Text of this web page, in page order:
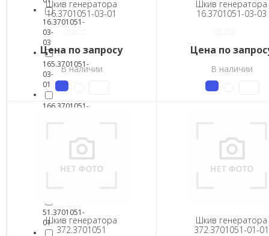
16.3701051-
03-
03
165.3701051-
03-
01
166.3701051-
372.3701051
372.3701051-
51.3701051-
01
Шкив генератора
16.3701051-03-01
Цена по запросу
В наличии
Шкив генератора
16.3701051-03-03
Цена по
В наличии
Шкив генератора
372.3701051
Шкив генератора
372.3701051-01-01